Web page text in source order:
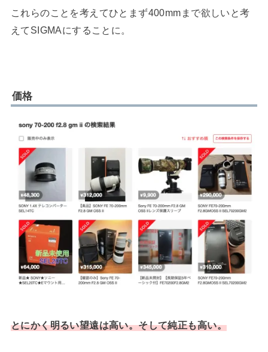
これらのことを考えてひとまず400mmまで欲しいと考
えてSIGMAにすることに。
価格
とにかく明るい望遠は高い。そして純正も高い。